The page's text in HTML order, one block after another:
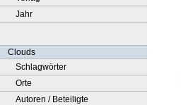
Jahr
Clouds
Schlagwörter
Orte
Autoren / Beteiligte